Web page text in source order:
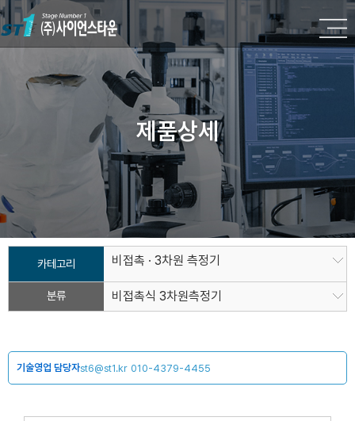
제품상세
카테고리 비접촉 · 3차원 측정기
분류 비접촉식 3차원측정기
기술영업 담당자st6@st1.kr 010-4379-4455